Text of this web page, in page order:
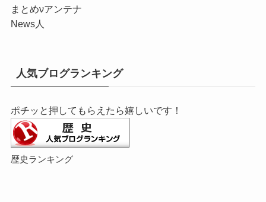
まとめνアンテナ
News人
人気ブログランキング
ポチッと押してもらえたら嬉しいです！
歴史ランキング